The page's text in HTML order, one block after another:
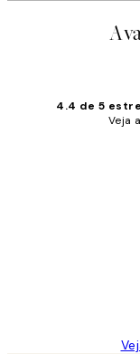
4.4 de 5
Veja